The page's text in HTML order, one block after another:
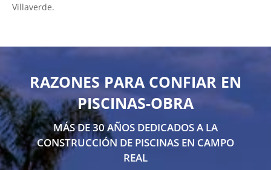
Villaverde.
RAZONES PARA CONFIAR EN
PISCINAS-OBRA
MÁS DE 30 AÑOS DEDICADOS A LA
CONSTRUCCIÓN DE PISCINAS EN CAMPO
REAL